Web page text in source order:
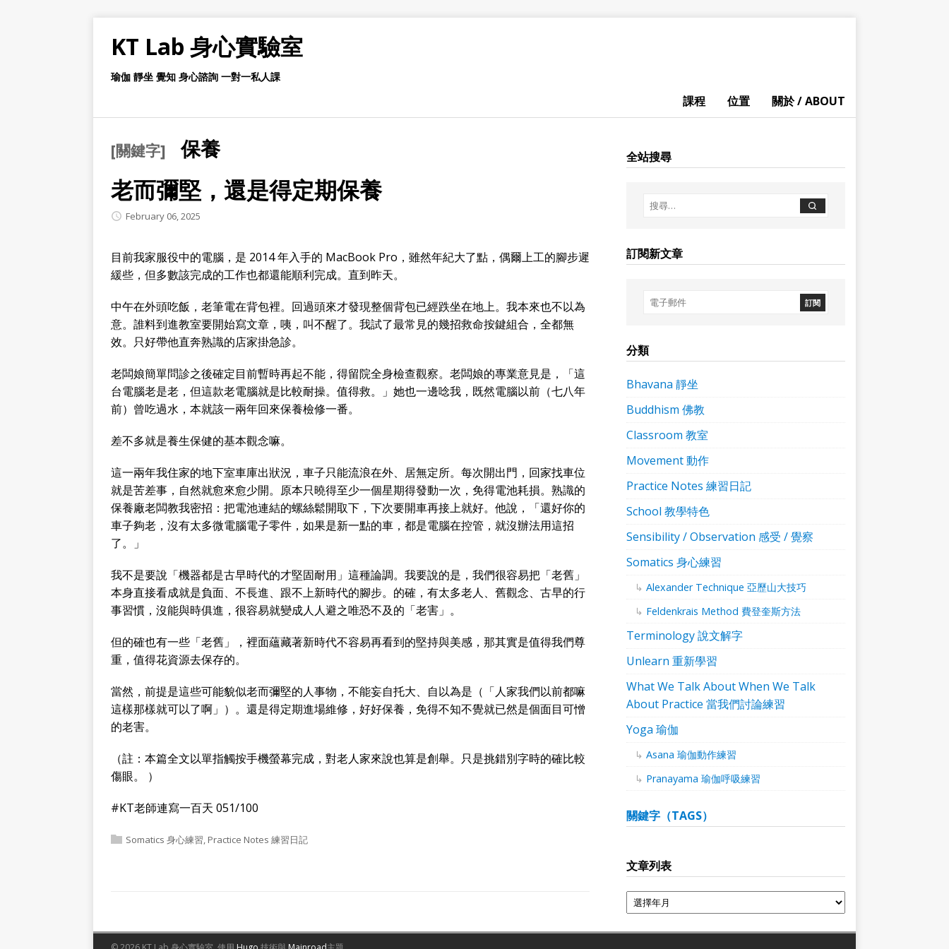
KT Lab 身心實驗室
瑜伽 靜坐 覺知 身心諮詢 一對一私人課
課程 位置 關於 / ABOUT
[關鍵字]保養
老而彌堅，還是得定期保養
February 06, 2025
目前我家服役中的電腦，是 2014 年入手的 MacBook Pro，雖然年紀大了點，偶爾上工的腳步遲
緩些，但多數該完成的工作也都還能順利完成。直到昨天。
中午在外頭吃飯，老筆電在背包裡。回過頭來才發現整個背包已經跌坐在地上。我本來也不以為
意。誰料到進教室要開始寫文章，咦，叫不醒了。我試了最常見的幾招救命按鍵組合，全都無
效。只好帶他直奔熟識的店家掛急診。
老闆娘簡單問診之後確定目前暫時再起不能，得留院全身檢查觀察。老闆娘的專業意見是，「這
台電腦老是老，但這款老電腦就是比較耐操。值得救。」她也一邊唸我，既然電腦以前（七八年
前）曾吃過水，本就該一兩年回來保養檢修一番。
差不多就是養生保健的基本觀念嘛。
這一兩年我住家的地下室車庫出狀況，車子只能流浪在外、居無定所。每次開出門，回家找車位
就是苦差事，自然就愈來愈少開。原本只曉得至少一個星期得發動一次，免得電池耗損。熟識的
保養廠老闆教我密招：把電池連結的螺絲鬆開取下，下次要開車再接上就好。他說，「還好你的
車子夠老，沒有太多微電腦電子零件，如果是新一點的車，都是電腦在控管，就沒辦法用這招
了。」
我不是要說「機器都是古早時代的才堅固耐用」這種論調。我要說的是，我們很容易把「老舊」
本身直接看成就是負面、不長進、跟不上新時代的腳步。的確，有太多老人、舊觀念、古早的行
事習慣，沒能與時俱進，很容易就變成人人避之唯恐不及的「老害」。
但的確也有一些「老舊」，裡面蘊藏著新時代不容易再看到的堅持與美感，那其實是值得我們尊
重，值得花資源去保存的。
當然，前提是這些可能貌似老而彌堅的人事物，不能妄自托大、自以為是（「人家我們以前都嘛
這樣那樣就可以了啊」）。還是得定期進場維修，好好保養，免得不知不覺就已然是個面目可憎
的老害。
（註：本篇全文以單指觸按手機螢幕完成，對老人家來說也算是創舉。只是挑錯別字時的確比較
傷眼。 ）
#KT老師連寫一百天 051/100
Somatics 身心練習 Practice Notes 練習日記
全站搜尋
訂閱新文章
分類
Bhavana 靜坐
Buddhism 佛教
Classroom 教室
Movement 動作
Practice Notes 練習日記
School 教學特色
Sensibility / Observation 感受 / 覺察
Somatics 身心練習
Alexander Technique 亞歷山大技巧
Feldenkrais Method 費登奎斯方法
Terminology 說文解字
Unlearn 重新學習
What We Talk About When We Talk
About Practice 當我們討論練習
Yoga 瑜伽
Asana 瑜伽動作練習
Pranayama 瑜伽呼吸練習
關鍵字（TAGS）
文章列表